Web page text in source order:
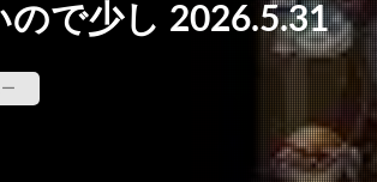
ので少し 2026.5.31